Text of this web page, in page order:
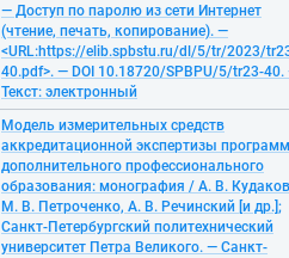
— Доступ по паролю из сети Интернет
(чтение, печать, копирование). —
<URL:https://elib.spbstu.ru/dl/5/tr/2023/
40.pdf>. — DOI 10.18720/SPBPU/5/tr23-40.
Текст: электронный
Модель измерительных средств
аккредитационной экспертизы программ
дополнительного профессионального
образования: монография / А. В.
М. В. Петроченко, А. В. Речинский [и др.];
Санкт-Петербургский политехнический
университет Петра Великого. — Санкт-